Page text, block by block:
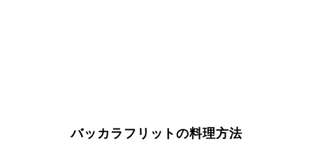
バッカラフリットの料理方法